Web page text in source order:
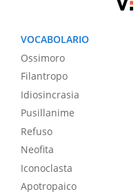
VOCABOLARIO
Ossimoro
Filantropo
Idiosincrasia
Pusillanime
Refuso
Neofita
Iconoclasta
Apotropaico